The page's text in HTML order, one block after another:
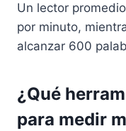
Un lector
por minuto,
alcanzar 600
¿Qué
para medir